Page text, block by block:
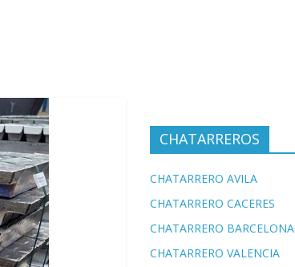
CHATARREROS
CHATARRERO AVILA
CHATARRERO CACERES
CHATARRERO BARCELONA
CHATARRERO VALENCIA